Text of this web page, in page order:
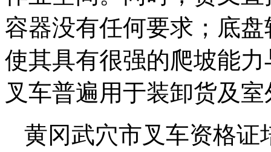
容器没有任何要求；底
使其具有很强的爬坡能
叉车普遍用于装卸货及
黄冈武穴市叉车资格证